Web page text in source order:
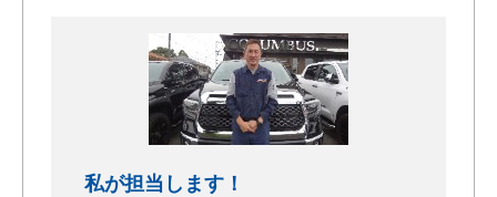
私が担当します！